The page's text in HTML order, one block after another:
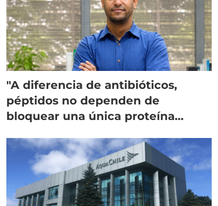
"A diferencia de antibióticos,
péptidos no dependen de
bloquear una única proteína